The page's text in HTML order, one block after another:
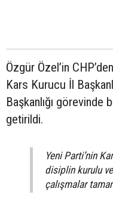
Özgür Özel’in
Kars Kurucu İl
Başkanlığı görevinde
getirildi.
Yeni Parti’nin
disiplin kurulu
çalışmalar